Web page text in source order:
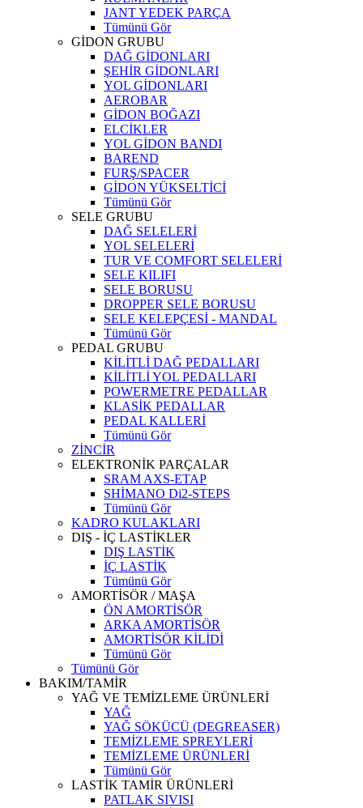
JANT YEDEK PARÇA
Tümünü Gör
GİDON GRUBU
DAĞ GİDONLARI
ŞEHİR GİDONLARI
YOL GİDONLARI
AEROBAR
GİDON BOĞAZI
ELCİKLER
YOL GİDON BANDI
BAREND
FURŞ/SPACER
GİDON YÜKSELTİCİ
Tümünü Gör
SELE GRUBU
DAĞ SELELERİ
YOL SELELERİ
TUR VE COMFORT SELELERİ
SELE KILIFI
SELE BORUSU
DROPPER SELE BORUSU
SELE KELEPÇESİ - MANDAL
Tümünü Gör
PEDAL GRUBU
KİLİTLİ DAĞ PEDALLARI
KİLİTLİ YOL PEDALLARI
POWERMETRE PEDALLAR
KLASİK PEDALLAR
PEDAL KALLERİ
Tümünü Gör
ZİNCİR
ELEKTRONİK PARÇALAR
SRAM AXS-ETAP
SHİMANO Di2-STEPS
Tümünü Gör
KADRO KULAKLARI
DIŞ - İÇ LASTİKLER
DIŞ LASTİK
İÇ LASTİK
Tümünü Gör
AMORTİSÖR / MAŞA
ÖN AMORTİSÖR
ARKA AMORTİSÖR
AMORTİSÖR KİLİDİ
Tümünü Gör
Tümünü Gör
BAKIM/TAMİR
YAĞ VE TEMİZLEME ÜRÜNLERİ
YAĞ
YAĞ SÖKÜCÜ (DEGREASER)
TEMİZLEME SPREYLERİ
TEMİZLEME ÜRÜNLERİ
Tümünü Gör
LASTİK TAMİR ÜRÜNLERİ
PATLAK SIVISI